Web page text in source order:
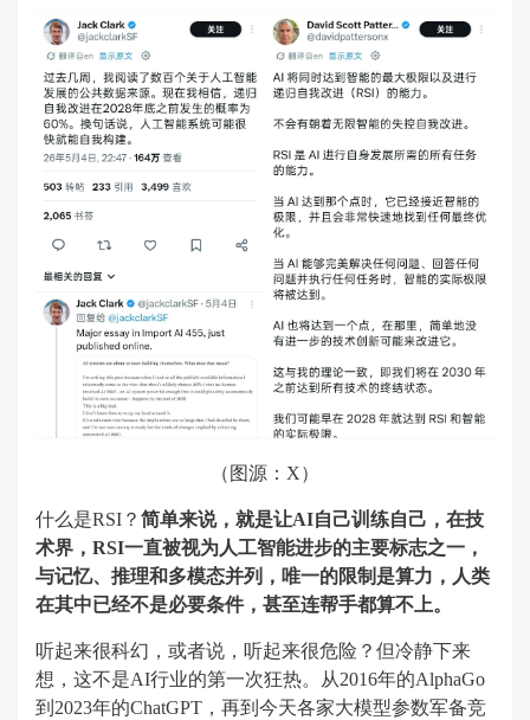
（图源：X）
什么是RSI？ 简单来说，就是让AI自己训练自己，在技
术界，RSI一直被视为人工智能进步的主要标志之一，
与记忆、推理和多模态并列，唯一的限制是算力，人类
在其中已经不是必要条件，甚至连帮手都算不上。
听起来很科幻，或者说，听起来很危险？但冷静下来
想，这不是AI行业的第一次狂热。从2016年的AlphaGo
到2023年的ChatGPT，再到今天各家大模型参数军备竞